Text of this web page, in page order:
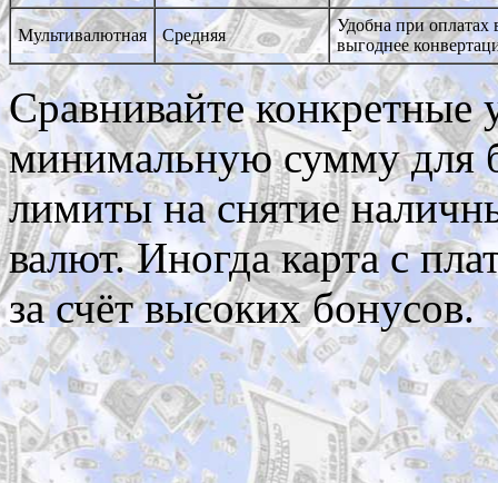
Мультивалютная Средняя
Удобна при оплатах
выгоднее
Сравнивайте конкретные
минимальную сумму для
лимиты на снятие
валют. Иногда карта с
за счёт высоких бонусов.